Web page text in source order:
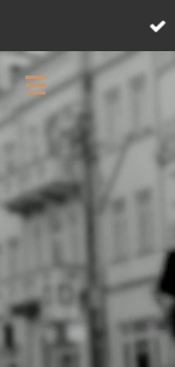
do
głównej
treści